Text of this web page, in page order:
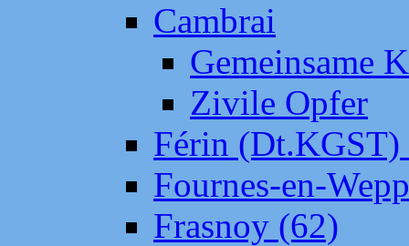
Cambrai
Gemeinsame
Zivile Opfer
Férin (Dt.KGST)
Fournes-en-
Frasnoy (62)